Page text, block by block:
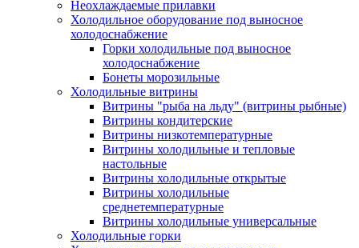
Неохлаждаемые прилавки
Холодильное оборудование под выносное
холодоснабжение
Горки холодильные под выносное
холодоснабжение
Бонеты морозильные
Холодильные витрины
Витрины "рыба на льду" (витрины рыбные)
Витрины кондитерские
Витрины низкотемпературные
Витрины холодильные и тепловые
настольные
Витрины холодильные открытые
Витрины холодильные
среднетемпературные
Витрины холодильные универсальные
Холодильные горки